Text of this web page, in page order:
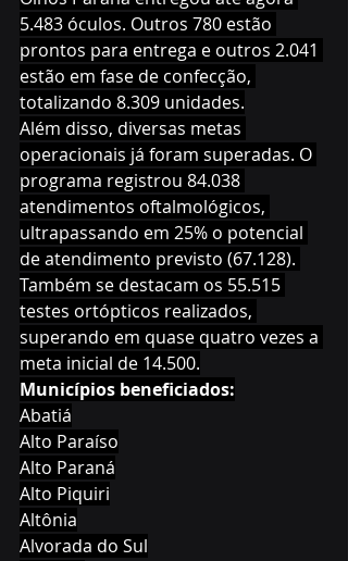
5.483 óculos. Outros 780 estão
prontos para entrega e outros 2.041
estão em fase de confecção,
totalizando 8.309 unidades.
Além disso, diversas metas
operacionais já foram superadas. O
programa registrou 84.038
atendimentos oftalmológicos,
ultrapassando em 25% o potencial
de atendimento previsto (67.128).
Também se destacam os 55.515
testes ortópticos realizados,
superando em quase quatro vezes a
meta inicial de 14.500.
Municípios beneficiados:
Abatiá
Alto Paraíso
Alto Paraná
Alto Piquiri
Altônia
Alvorada do Sul